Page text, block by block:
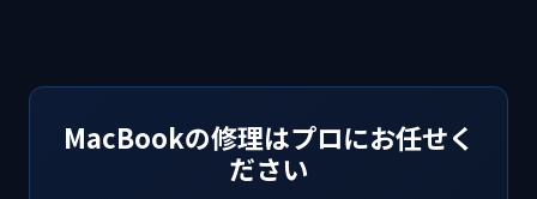
MacBookの修理はプロにお任せく
ださい